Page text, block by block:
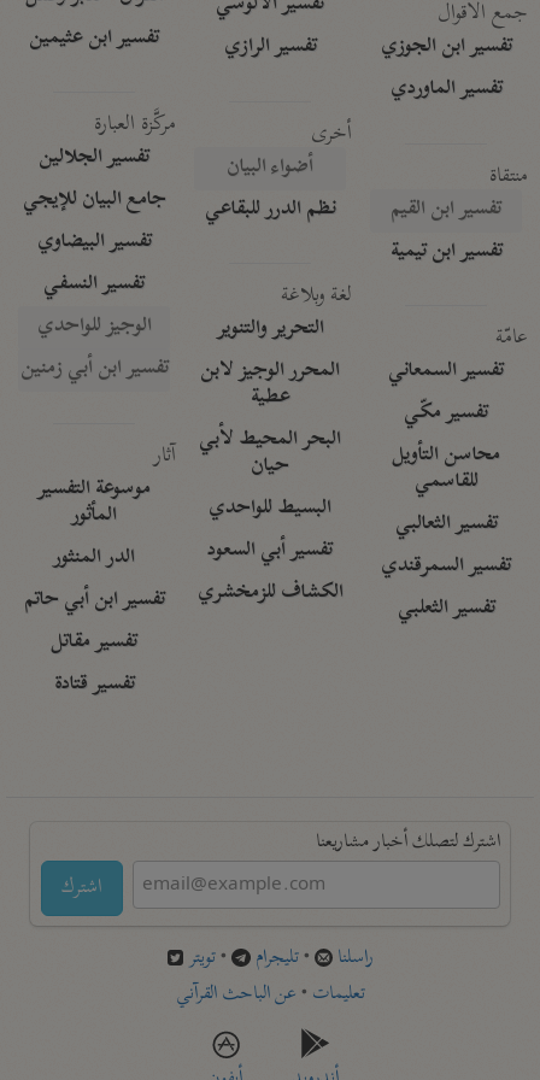
جمع الأقوال
تفسير ابن الجوزي
تفسير الماوردي
منتقاة
تفسير ابن القيم
تفسير ابن تيمية
عامّة
تفسير السمعاني
تفسير مكّي
محاسن التأويل
للقاسمي
تفسير الثعالبي
تفسير السمرقندي
تفسير الثعلبي
تفسير الرازي
أخرى
أضواء البيان
نظم الدرر للبقاعي
لغة وبلاغة
التحرير والتنوير
المحرر الوجيز لابن
عطية
البحر المحيط لأبي
حيان
البسيط للواحدي
تفسير أبي السعود
الكشاف للزمخشري
تفسير ابن عثيمين
مركَّزة العبارة
تفسير الجلالين
جامع البيان للإيجي
تفسير البيضاوي
تفسير النسفي
الوجيز للواحدي
تفسير ابن أبي زمنين
آثار
موسوعة التفسير
المأثور
الدر المنثور
تفسير ابن أبي حاتم
تفسير مقاتل
تفسير قتادة
اشترك لتصلك أخبار مشاريعنا
اشترك
راسلنا •تليجرام •تويتر
تعليمات •عن الباحث القرآني